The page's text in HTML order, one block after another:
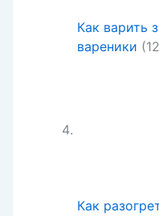
Как варить
вареники
Как